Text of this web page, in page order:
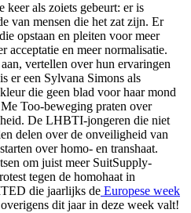
keer als zoiets gebeurt: er is
van mensen die het zat zijn. Er
opstaan en pleiten voor meer
acceptatie en meer normalisatie.
vertellen over hun ervaringen
er een Sylvana Simons als
die geen blad voor haar mond
Too-beweging praten over
De LHBTI-jongeren die niet
delen over de onveiligheid van
over homo- en transhaat.
om juist meer SuitSupply-
tegen de homohaat in
die jaarlijks de Europese week
dit jaar in deze week valt!